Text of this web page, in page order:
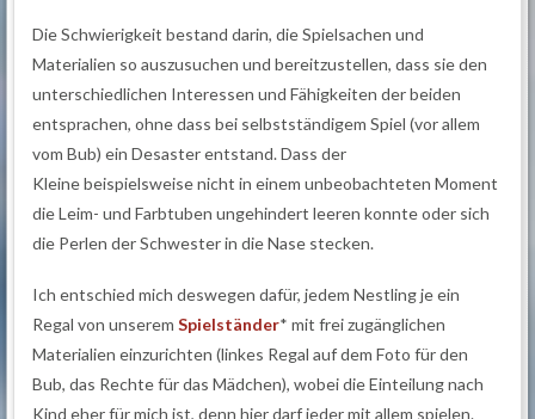
Die Schwierigkeit bestand darin, die Spielsachen und
Materialien so auszusuchen und bereitzustellen, dass sie den
unterschiedlichen Interessen und Fähigkeiten der beiden
entsprachen, ohne dass bei selbstständigem Spiel (vor allem
vom Bub) ein Desaster entstand. Dass der
Kleine beispielsweise nicht in einem unbeobachteten Moment
die Leim- und Farbtuben ungehindert leeren konnte oder sich
die Perlen der Schwester in die Nase stecken.
Ich entschied mich deswegen dafür, jedem Nestling je ein
Regal von unseremSpielständer* mit frei zugänglichen
Materialien einzurichten (linkes Regal auf dem Foto für den
Bub, das Rechte für das Mädchen), wobei die Einteilung nach
Kind eher für mich ist, denn hier darf jeder mit allem spielen.